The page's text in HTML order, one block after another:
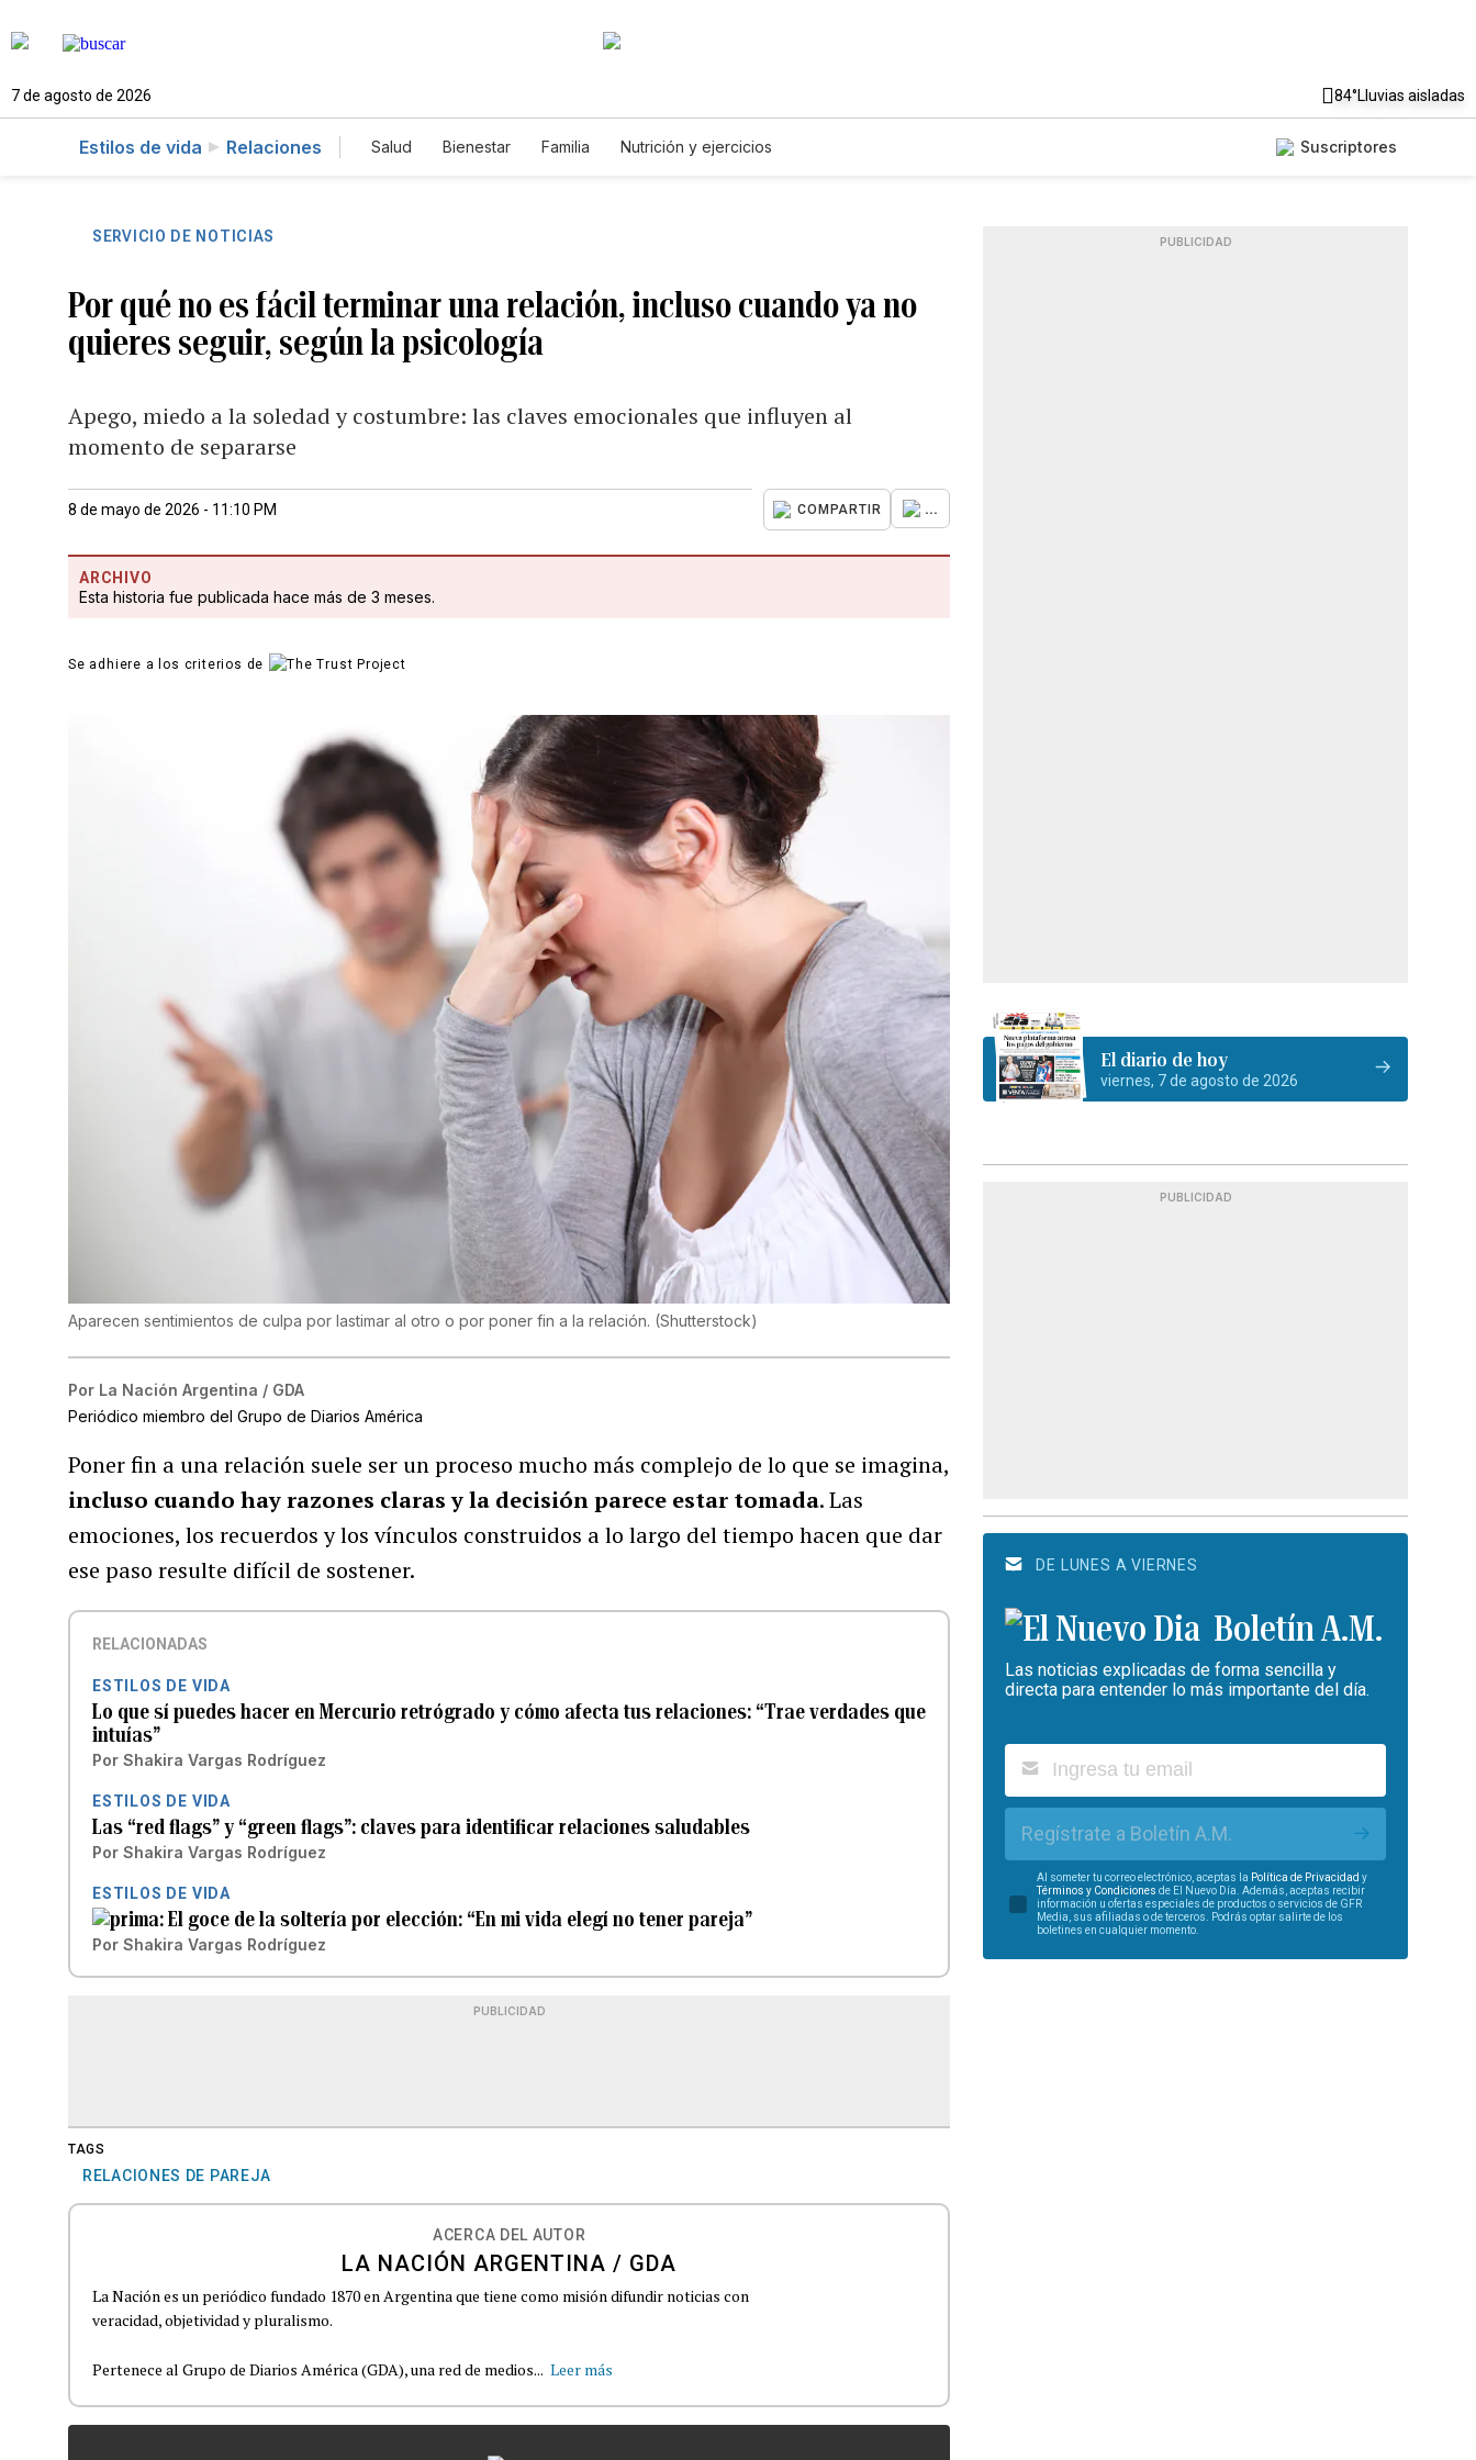
7 de agosto de 2026 84°Lluvias aisladas
Estilos de vida Relaciones Salud Bienestar Familia Nutrición y ejercicios Suscriptores
SERVICIO DE NOTICIAS
Por qué no es fácil terminar una relación, incluso cuando ya no
quieres seguir, según la psicología
Apego, miedo a la soledad y costumbre: las claves emocionales que influyen al
momento de separarse
8 de mayo de 2026 - 11:10 PM COMPARTIR ...
ARCHIVO
Esta historia fue publicada hace más de 3 meses.
Se adhiere a los criterios de
Aparecen sentimientos de culpa por lastimar al otro o por poner fin a la relación. (Shutterstock)
Por La Nación Argentina / GDA
Periódico miembro del Grupo de Diarios América
Poner fin a una relación suele ser un proceso mucho más complejo de lo que se imagina,
incluso cuando hay razones claras y la decisión parece estar tomada. Las
emociones, los recuerdos y los vínculos construidos a lo largo del tiempo hacen que dar
ese paso resulte difícil de sostener.
RELACIONADAS
ESTILOS DE VIDA
Lo que sí puedes hacer en Mercurio retrógrado y cómo afecta tus relaciones: “Trae verdades que
intuías”
Por Shakira Vargas Rodríguez
ESTILOS DE VIDA
Las “red flags” y “green flags”: claves para identificar relaciones saludables
Por Shakira Vargas Rodríguez
ESTILOS DE VIDA
El goce de la soltería por elección: “En mi vida elegí no tener pareja”
Por Shakira Vargas Rodríguez
PUBLICIDAD
TAGS
RELACIONES DE PAREJA
ACERCA DEL AUTOR
LA NACIÓN ARGENTINA / GDA
La Nación es un periódico fundado 1870 en Argentina que tiene como misión difundir noticias con
veracidad, objetividad y pluralismo.
Pertenece al Grupo de Diarios América (GDA), una red de medios... Leer más
PUBLICIDAD
El diario de hoy
viernes, 7 de agosto de 2026
PUBLICIDAD
DE LUNES A VIERNES
Boletín A.M.
Las noticias explicadas de forma sencilla y
directa para entender lo más importante del día.
Regístrate a Boletín A.M.
Al someter tu correo electrónico, aceptas la Política de Privacidad y
Términos y Condiciones de El Nuevo Día. Además, aceptas recibir
información u ofertas especiales de productos o servicios de GFR
Media, sus afiliadas o de terceros. Podrás optar salirte de los
boletines en cualquier momento.